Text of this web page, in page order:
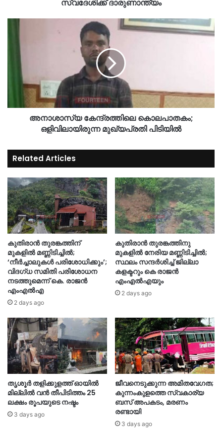
സ്വദേശിക്ക് ദാരുണാന്ത്യം
അനാശാസ്യ കേന്ദ്രത്തിലെ കൊലപാതകം;
ഒളിവിലായിരുന്ന മുഖ്യപ്രതി പിടിയിൽ
Related Articles
കുതിരാൻ തുരങ്കത്തിന്
മുകളിൽ മണ്ണിടിച്ചിൽ;
‘നീർച്ചാലുകൾ പരിശോധിക്കും’;
വിദഗ്ധ സമിതി പരിശോധന
നടത്തുമെന്ന് കെ. രാജൻ
എംഎൽഎ
2 days ago
കുതിരാന്‍ തുരങ്കത്തിനു
മുകളില്‍ നേരിയ മണ്ണിടിച്ചില്‍;
സ്ഥലം സന്ദര്‍ശിച്ച് ജില്ലാ
കളക്ടറും കെ രാജന്‍
എംഎല്‍എയും
2 days ago
തൃശൂര്‍ തളിക്കുളത്ത് ഓയില്‍
മില്ലില്‍ വൻ തീപിടിത്തം 25
ലക്ഷം രൂപയുടെ നഷ്ടം
3 days ago
ജീവനെടുക്കുന്ന അമിതവേഗത;
കുന്നംകുളത്തെ സ്വകാര്യ
ബസ് അപകടം, മരണം
രണ്ടായി
3 days ago